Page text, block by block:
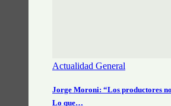
Actualidad General
Jorge Moroni: “Los productores
Lo que…